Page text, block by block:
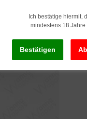
Ich bestätige hiermit,
mindestens 18 Jahre